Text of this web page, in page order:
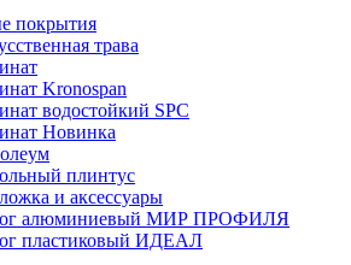
покрытия
трава
Kronospan
водостойкий SPC
Новинка
плинтус
и аксессуары
алюминиевый МИР ПРОФИЛЯ
пластиковый ИДЕАЛ